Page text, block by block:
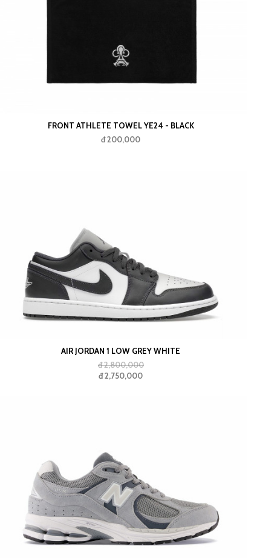
FRONT ATHLETE TOWEL YE24 - BLACK
đ 200,000
BROWNAIR JORDAN 1 LOW GREY WHITE
đ 2,800,000
đ 2,750,000